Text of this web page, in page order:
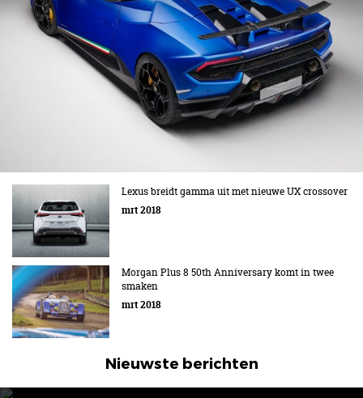
Lexus breidt gamma uit met nieuwe UX crossover
mrt 2018
Morgan Plus 8 50th Anniversary komt in twee
smaken
mrt 2018
Nieuwste berichten